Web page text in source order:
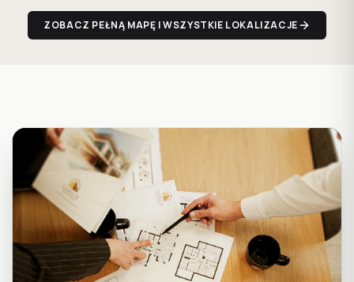
ZOBACZ PEŁNĄ MAPĘ I WSZYSTKIE LOKALIZACJE